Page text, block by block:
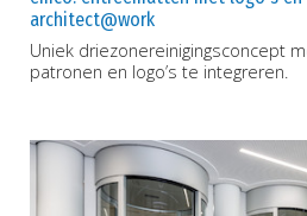
architect@work
Uniek driezonereinigingsconcept
patronen en logo’s te integreren.